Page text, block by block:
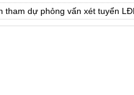
tham dự phỏng vấn xét tuyển